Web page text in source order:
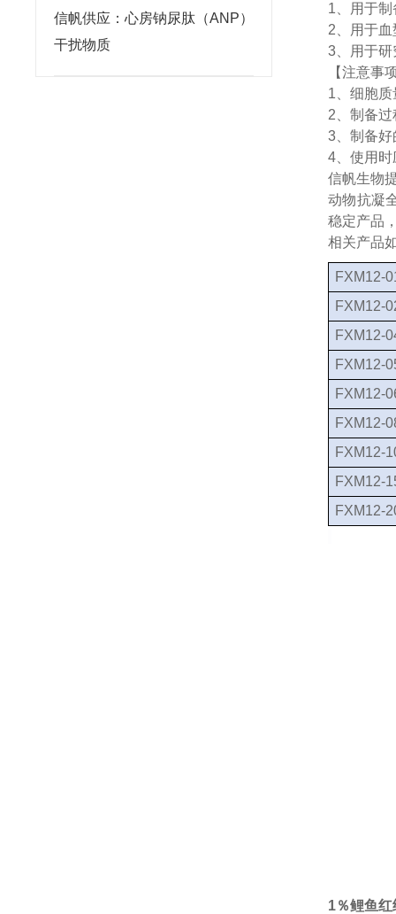
信帆供应：心房钠尿肽（ANP）
干扰物质
1 、用于
2 、用于
3 、用于
【注意事
1 、细胞
2 、制备
3 、制备
4 、使用
信帆生物
动物抗凝
稳定产品
相关产品
FXM12-
FXM12-
FXM12-
FXM12-
FXM12-
FXM12-
FXM12-
FXM12-
FXM12-
1％鲤鱼